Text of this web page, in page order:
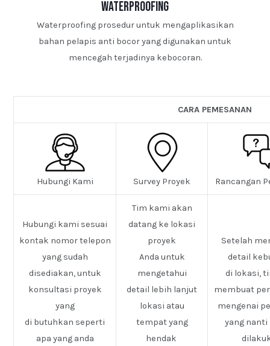
waterproofing
Waterproofing prosedur untuk mengaplikasikan
bahan pelapis anti bocor yang digunakan untuk
mencegah terjadinya kebocoran.
CARA PEMESANAN
Hubungi Kami Survey Proyek Rancangan
Hubungi kami sesuai
kontak nomor telepon
yang sudah
disediakan, untuk
konsultasi proyek
yang
di butuhkan seperti
apa yang anda
Tim kami akan
datang ke lokasi
proyek
Anda untuk
mengetahui
detail lebih lanjut
lokasi atau
tempat yang
hendak
Setelah
detail
di lokasi,
membuat
mengenai
yang nanti